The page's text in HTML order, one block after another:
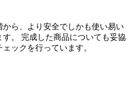
ら、より安全でしかも使い易い
す。 完成した商品についても妥協
ックを行っています。